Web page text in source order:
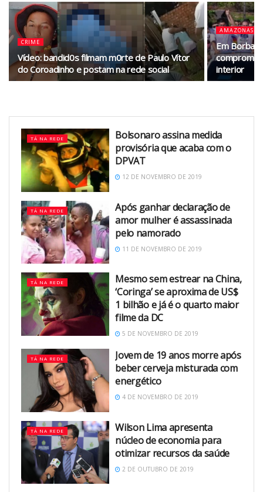
CRIME
Vídeo: bandid0s filmam m0rte de Paulo Vítor
do Coroadinho e postam na rede social
AMAZONAS
Em Borba,
interior
TÁ NA REDE
Bolsonaro assina medida
provisória que acaba com o
DPVAT
12 DE NOVEMBRO DE 2019
TÁ NA REDE
Após ganhar declaração de
amor mulher é assassinada
pelo namorado
11 DE NOVEMBRO DE 2019
TÁ NA REDE
Mesmo sem estrear na China,
‘Coringa’ se aproxima de US$
1 bilhão e já é o quarto maior
filme da DC
5 DE NOVEMBRO DE 2019
TÁ NA REDE
Jovem de 19 anos morre após
beber cerveja misturada com
energético
4 DE NOVEMBRO DE 2019
TÁ NA REDE
Wilson Lima apresenta
núcleo de economia para
otimizar recursos da saúde
2 DE OUTUBRO DE 2019